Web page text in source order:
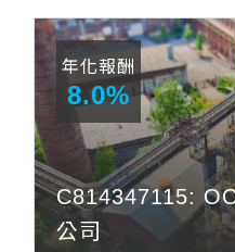
C814347115:
公司
年化報酬
8.0%